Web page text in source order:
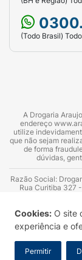
Cookies: O site
experiência e
Permitir
(Todo Brasil)
A Drogaria
endereço
utilize
que não sejam
de forma
dúvidas,
Razão Social:
Rua Curitiba 327
Azevedo Guimarães
Consultor
Sanitário: